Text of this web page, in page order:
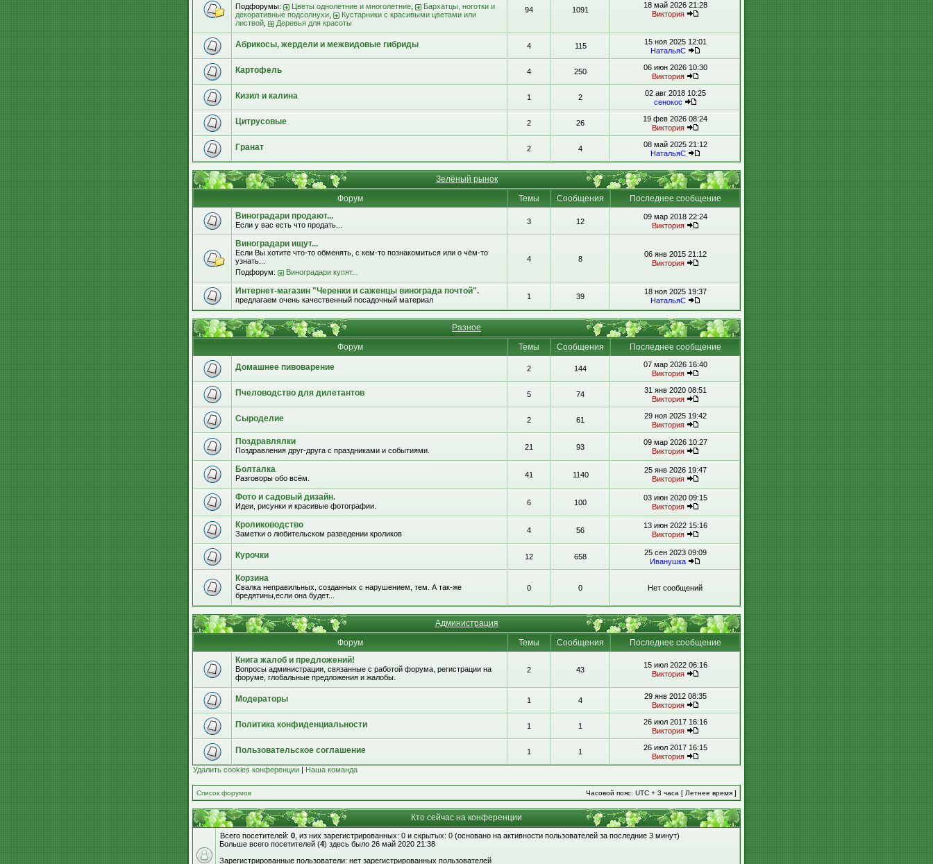
Подфорумы: Цветы однолетние и многолетние
Бархатцы, ноготки и
декоративные подсолнухи
Кустарники с красивыми цветами или
листвой
Деревья для красоты
94 1091
18 май 2026 21:28
Виктория
Абрикосы, жердели и межвидовые гибриды 4 115
15 ноя 2025 12:01
НатальяС
Картофель 4 250
06 июн 2026 10:30
Виктория
Кизил и калина 1 2
02 авг 2018 10:25
сенокос
Цитрусовые 2 26
19 фев 2026 08:24
Виктория
Гранат 2 4
08 май 2025 21:12
НатальяС
Зелёный рынок
Форум
Темы Сообщения
Последнее сообщение
Виноградари продают...
Если у вас есть что продать... 3 12
09 мар 2018 22:24
Виктория
Виноградари ищут...
Если Вы хотите что-то обменять, с кем-то познакомиться или о чём-то
узнать...
Подфорум:
Виноградари купят...
4 8
06 янв 2015 21:12
Виктория
Интернет-магазин "Черенки и саженцы винограда почтой".
предлагаем очень качественный посадочный материал 1 39
18 ноя 2025 19:37
НатальяС
Разное
Форум
Темы Сообщения Последнее сообщение
Домашнее пивоварение 2 144
07 мар 2026 16:40
Виктория
Пчеловодство для дилетантов 5 74
31 янв 2020 08:51
Виктория
Сыроделие 2 61
29 ноя 2025 19:42
Виктория
Поздравлялки
Поздравления друг-друга с праздниками и событиями. 21 93
09 мар 2026 10:27
Виктория
Болталка
Разговоры обо всём. 41 1140
25 янв 2026 19:47
Виктория
Фото и садовый дизайн.
Идеи, рисунки и красивые фотографии. 6 100
03 июн 2020 09:15
Виктория
Кролиководство
Заметки о любительском разведении кроликов 4 56
13 июн 2022 15:16
Виктория
Курочки 12 658
25 сен 2023 09:09
Иванушка
Корзина
Свалка неправильных, созданных с нарушением, тем. А так-же
бредятины,если она будет...
0 0 Нет сообщений
Администрация
Форум
Темы Сообщения
Последнее сообщение
Книга жалоб и предложений!
Вопросы администрации, связанные с работой форума, регистрации на
форуме, глобальные предложения и жалобы.
2 43
15 июл 2022 06:16
Виктория
Модераторы 1 4
29 янв 2012 08:35
Виктория
Политика конфиденциальности 1 1
26 июл 2017 16:16
Виктория
Пользовательское соглашение 1 1
26 июл 2017 16:15
Виктория
Удалить cookies конференции | Наша команда
Список форумов Часовой пояс: UTC + 3 часа [ Летнее время ]
Кто сейчас на конференции
Всего посетителей: 0 , из них зарегистрированных: 0 и скрытых: 0 (основано на активности пользователей за последние 3 минут)
Больше всего посетителей (4) здесь было 26 май 2020 21:38
Зарегистрированные пользователи: нет зарегистрированных пользователей